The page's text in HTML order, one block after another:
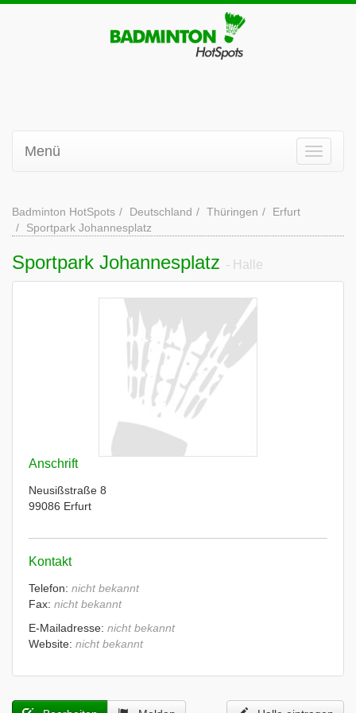
Menü
Badminton HotSpots Deutschland Thüringen
Erfurt
Sportpark Johannesplatz
Sportpark Johannesplatz - Halle
Anschrift
Neusißstraße 8
99086 Erfurt
Kontakt
Telefon: nicht bekannt
Fax: nicht bekannt
E-Mailadresse: nicht bekannt
Website: nicht bekannt